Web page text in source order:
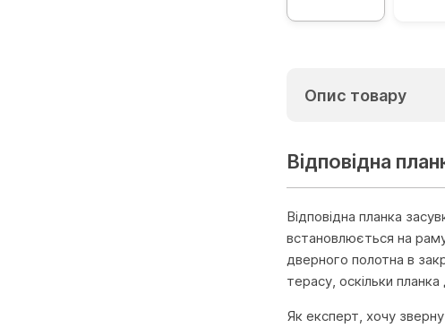
Опис товару
Відповідна
Відповідна планка
встановлюється на
дверного полотна в
терасу, оскільки
Як експерт, хочу